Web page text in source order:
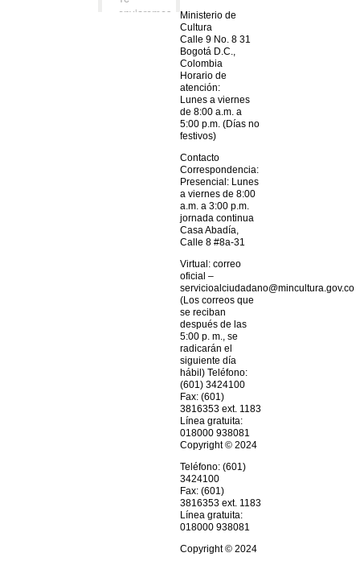
Ministerio de
Cultura
Calle 9 No. 8 31
Bogotá D.C.,
Colombia
Horario de
atención:
Lunes a viernes
de 8:00 a.m. a
5:00 p.m. (Días no
festivos)
Contacto
Correspondencia:
Presencial: Lunes
a viernes de 8:00
a.m. a 3:00 p.m.
jornada continua
Casa Abadía,
Calle 8 #8a-31
Virtual: correo
oficial –
servicioalciudadano@mincultura.gov.co
(Los correos que
se reciban
después de las
5:00 p. m., se
radicarán el
siguiente día
hábil) Teléfono:
(601) 3424100
Fax: (601)
3816353 ext. 1183
Línea gratuita:
018000 938081
Copyright © 2024
Teléfono: (601)
3424100
Fax: (601)
3816353 ext. 1183
Línea gratuita:
018000 938081
Copyright © 2024